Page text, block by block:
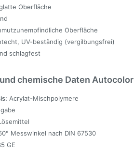
Oberfläche
Oberfläche
UV-beständig (vergilbungsfrei)
schlagfest
chemische Daten Autocolor
Acrylat-Mischpolymere
Messwinkel nach DIN 67530
GE